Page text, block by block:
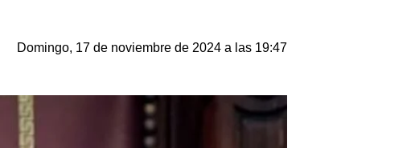
Domingo, 17 de noviembre de 2024 a las 19:47